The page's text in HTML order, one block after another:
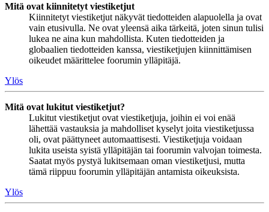
Mitä ovat kiinnitetyt viestiketjut
Kiinnitetyt viestiketjut näkyvät tiedotteiden alapuolella ja ovat
vain etusivulla. Ne ovat yleensä aika tärkeitä, joten sinun tulisi
lukea ne aina kun mahdollista. Kuten tiedotteiden ja
globaalien tiedotteiden kanssa, viestiketjujen kiinnittämisen
oikeudet määrittelee foorumin ylläpitäjä.
Ylös
Mitä ovat lukitut viestiketjut?
Lukitut viestiketjut ovat viestiketjuja, joihin ei voi enää
lähettää vastauksia ja mahdolliset kyselyt joita viestiketjussa
oli, ovat päättyneet automaattisesti. Viestiketjuja voidaan
lukita useista syistä ylläpitäjän tai foorumin valvojan toimesta.
Saatat myös pystyä lukitsemaan oman viestiketjusi, mutta
tämä riippuu foorumin ylläpitäjän antamista oikeuksista.
Ylös